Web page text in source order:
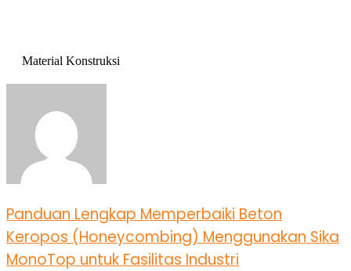
Material Konstruksi
Panduan Lengkap Memperbaiki Beton
Keropos (Honeycombing) Menggunakan Sika
MonoTop untuk Fasilitas Industri